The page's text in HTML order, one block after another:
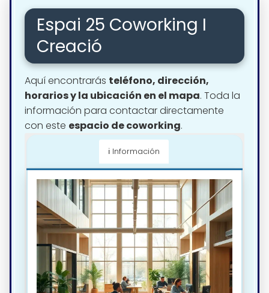
Espai 25 Coworking I
Creació
Aquí encontrarás teléfono, dirección,
horarios y la ubicación en el mapa. Toda la
información para contactar directamente
con este espacio de coworking.
ℹ️ Información